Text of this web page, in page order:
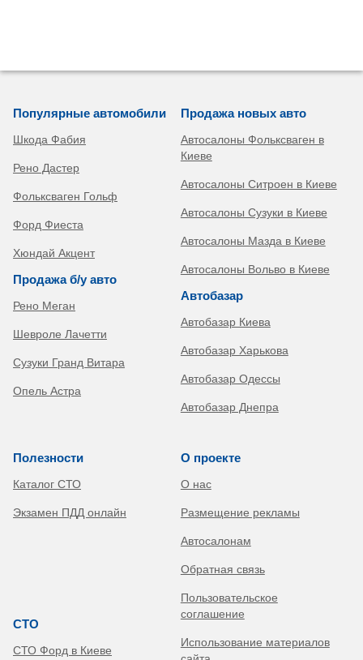
Популярные автомобили
Шкода Фабия
Рено Дастер
Фольксваген Гольф
Форд Фиеста
Хюндай Акцент
Продажа б/у авто
Рено Меган
Шевроле Лачетти
Сузуки Гранд Витара
Опель Астра
Продажа новых авто
Автосалоны Фольксваген в
Киеве
Автосалоны Ситроен в Киеве
Автосалоны Сузуки в Киеве
Автосалоны Мазда в Киеве
Автосалоны Вольво в Киеве
Автобазар
Автобазар Киева
Автобазар Харькова
Автобазар Одессы
Автобазар Днепра
Полезности
Каталог СТО
Экзамен ПДД онлайн
СТО
СТО Форд в Киеве
О проекте
О нас
Размещение рекламы
Автосалонам
Обратная связь
Пользовательское
соглашение
Использование материалов